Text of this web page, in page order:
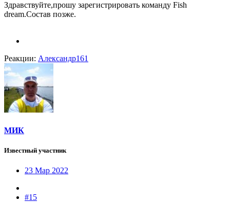
Здравствуйте,прошу зарегистрировать команду Fish
dream.Состав позже.
Реакции: Александр161
МИК
Известный участник
23 Мар 2022
#15